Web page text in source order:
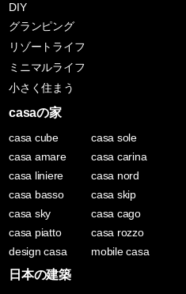
DIY
グランピング
リゾートライフ
ミニマルライフ
小さく住まう
casaの家
casa cube
casa sole
casa amare
casa carina
casa liniere
casa nord
casa basso
casa skip
casa sky
casa cago
casa piatto
casa rozzo
design casa
mobile casa
日本の建築